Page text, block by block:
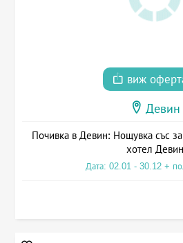
виж
Девин
Почивка в Девин: Нощувка със
хотел Девин
Дата: 02.01 - 30.12 +